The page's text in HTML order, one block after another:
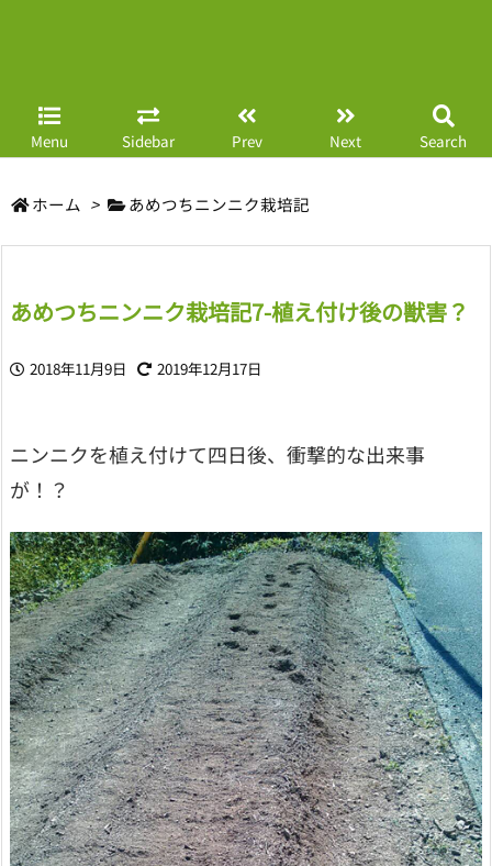
Menu Sidebar Prev Next Search
ホーム > あめつちニンニク栽培記
あめつちニンニク栽培記7-植え付け後の獣害？
2018年11月9日 2019年12月17日
ニンニクを植え付けて四日後、衝撃的な出来事
が！？